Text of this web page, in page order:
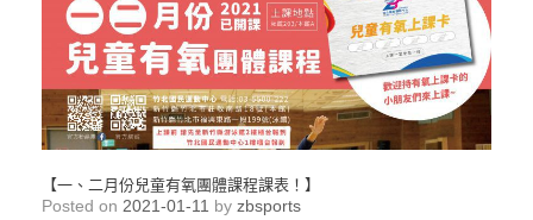
【一、二月份兒童有氧團體課程課表！】
Posted on 2021-01-11 by zbsports